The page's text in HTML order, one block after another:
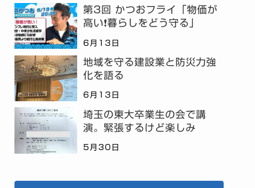
第3回 かつおフライ「物価が
高い❗暮らしをどう守る」
6月13日
地域を守る建設業と防災力強
化を語る
6月13日
埼玉の東大卒業生の会で講
演。緊張するけど楽しみ
5月30日